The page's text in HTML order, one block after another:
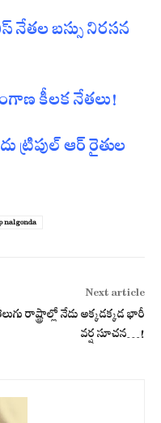
నేతల బస్సు నిరసన
కీలక నేతలు!
ఆర్ రైతుల
nalgonda
Next article
రాష్ట్రాల్లో నేడు అక్కడక్కడ భారీ
వర్ష సూచన…!